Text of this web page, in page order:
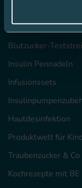
CGM
Blutzucker-
Insulin Pennadeln
Infusionssets
Hautdesinfektion
Produktwelt für
Traubenzucker & Co
Kochrezepte mit BE